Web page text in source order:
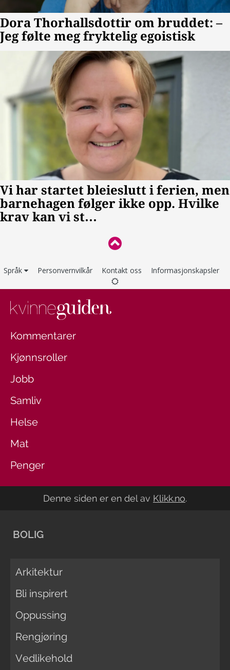
Språk Personvernvilkår Kontakt oss Informasjonskapsler
Kommentarer
Kjønnsroller
Jobb
Samliv
Helse
Mat
Penger
Denne siden er en del av Klikk.no.
BOLIG
Arkitektur
Bli inspirert
Oppussing
Rengjøring
Vedlikehold